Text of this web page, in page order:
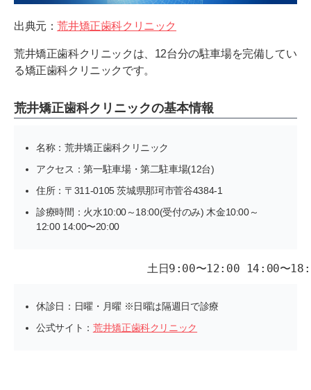
出典元：荒井矯正歯科クリニック
荒井矯正歯科クリニックは、12台分の駐車場を完備してい
る矯正歯科クリニックです。
荒井矯正歯科クリニックの基本情報
名称：荒井矯正歯科クリニック
アクセス：第一駐車場・第二駐車場(12台)
住所：〒311-0105 茨城県那珂市菅谷4384-1
診療時間：火水10:00～18:00(受付のみ) 木金10:00～
12:00 14:00〜20:00
休診日：日曜・月曜 ※日曜は隔週日で診療
公式サイト： 荒井矯正歯科クリニック